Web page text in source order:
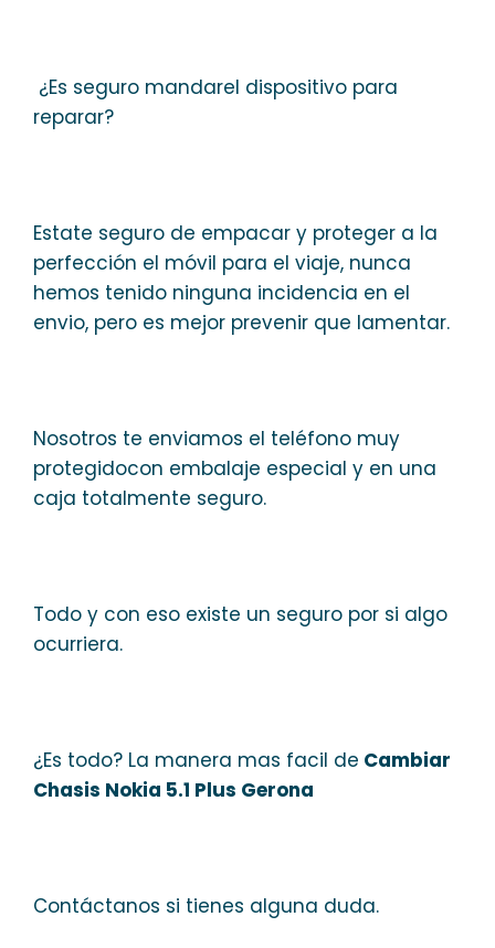
¿Es seguro mandarel dispositivo para
reparar?
Estate seguro de empacar y proteger a la
perfección el móvil para el viaje, nunca
hemos tenido ninguna incidencia en el
envio, pero es mejor prevenir que lamentar.
Nosotros te enviamos el teléfono muy
protegidocon embalaje especial y en una
caja totalmente seguro.
Todo y con eso existe un seguro por si algo
ocurriera.
¿Es todo? La manera mas facil de Cambiar
Chasis Nokia 5.1 Plus Gerona
Contáctanos si tienes alguna duda.